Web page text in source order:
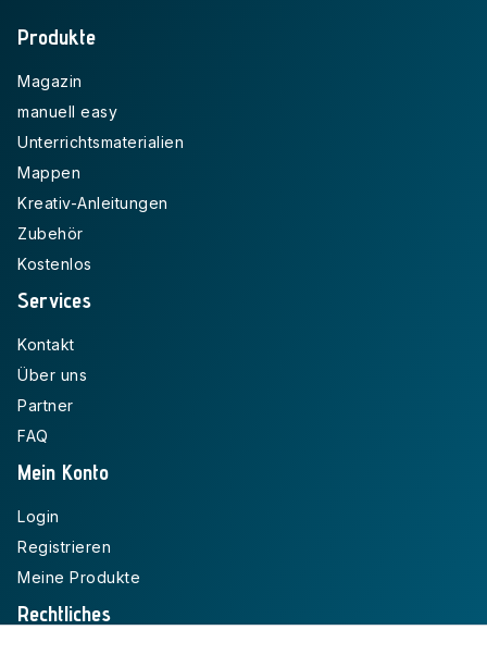
Produkte
Magazin
manuell easy
Unterrichtsmaterialien
Mappen
Kreativ-Anleitungen
Zubehör
Kostenlos
Services
Kontakt
Über uns
Partner
FAQ
Mein Konto
Login
Registrieren
Meine Produkte
Rechtliches